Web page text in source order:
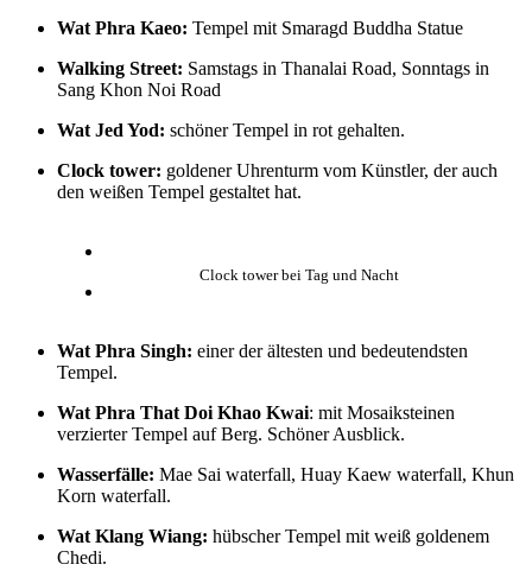
Wat Phra Kaeo: Tempel mit Smaragd Buddha Statue
Walking Street: Samstags in Thanalai Road, Sonntags in
Sang Khon Noi Road
Wat Jed Yod: schöner Tempel in rot gehalten.
Clock tower: goldener Uhrenturm vom Künstler, der auch
den weißen Tempel gestaltet hat.
Clock tower bei Tag und Nacht
Wat Phra Singh: einer der ältesten und bedeutendsten
Tempel.
Wat Phra That Doi Khao Kwai: mit Mosaiksteinen
verzierter Tempel auf Berg. Schöner Ausblick.
Wasserfälle: Mae Sai waterfall, Huay Kaew waterfall, Khun
Korn waterfall.
Wat Klang Wiang: hübscher Tempel mit weiß goldenem
Chedi.